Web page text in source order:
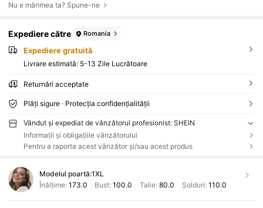
Nu e mărimea ta? Spune-ne
Expediere către Romania
Expediere gratuită
Livrare estimată: 5-13 Zile Lucrătoare
Returnări acceptate
Plăți sigure · Protecția confidențialității
Vândut și expediat de vânzătorul profesionist: SHEIN
Informații și obligațiile vânzătorului
Pentru a raporta acest vânzător și/sau acest produs
Modelul poartă:1XL
Înălțime: 173.0 Bust:100.0 Talie: 80.0 Șolduri: 110.0